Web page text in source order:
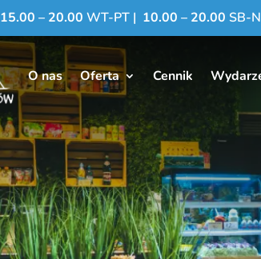
15.00 – 20.00 WT-PT | 10.00 – 20.00 SB-
O nas Oferta Cennik